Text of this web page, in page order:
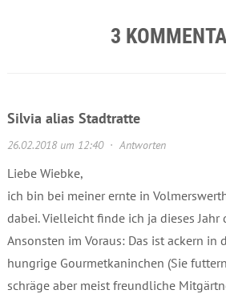
3
Silvia alias Stadtratte
26.02.2018 um 12:40· Antworten
Liebe Wiebke,
ich bin bei meiner ernte in
dabei. Vielleicht finde ich ja dieses Jahr
Ansonsten im Voraus: Das ist ackern in
hungrige Gourmetkaninchen (Sie
schräge aber meist freundliche